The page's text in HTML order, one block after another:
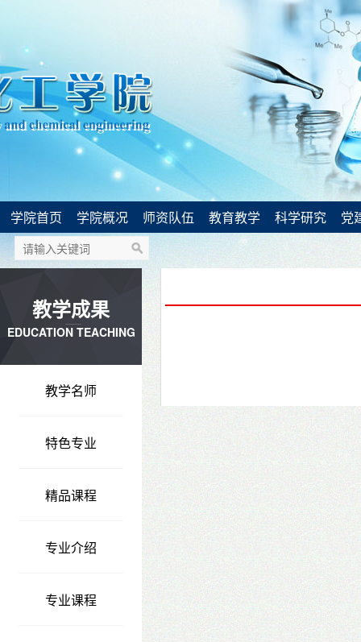
学院首页 学院概况 师资队伍 教育教学 科学研究 党
教学成果
EDUCATION TEACHING
教学名师
特色专业
精品课程
专业介绍
专业课程